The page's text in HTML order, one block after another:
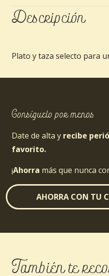
Descripción
Plato y taza selecto para
Consíguelo por menos
Date de alta y recibe
favorito.
¡Ahorra más que nunca
AHORRA CON TU
También te